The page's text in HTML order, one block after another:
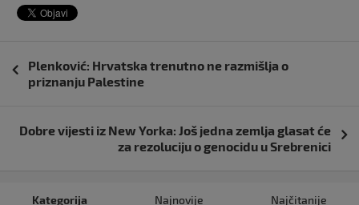
objava
Plenković: Hrvatska trenutno ne razmišlja o
priznanju Palestine
Dobre vijesti iz New Yorka: Još jedna zemlja glasat će
za rezoluciju o genocidu u Srebrenici
Kategorija Najnovije Najčitanije